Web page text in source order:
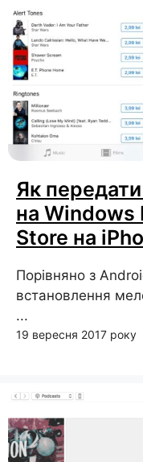
Як
на Windows
Store на
Порівняно з
встановлення
...
19 вересня 2017 року